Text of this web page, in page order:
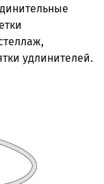
удлинителей.